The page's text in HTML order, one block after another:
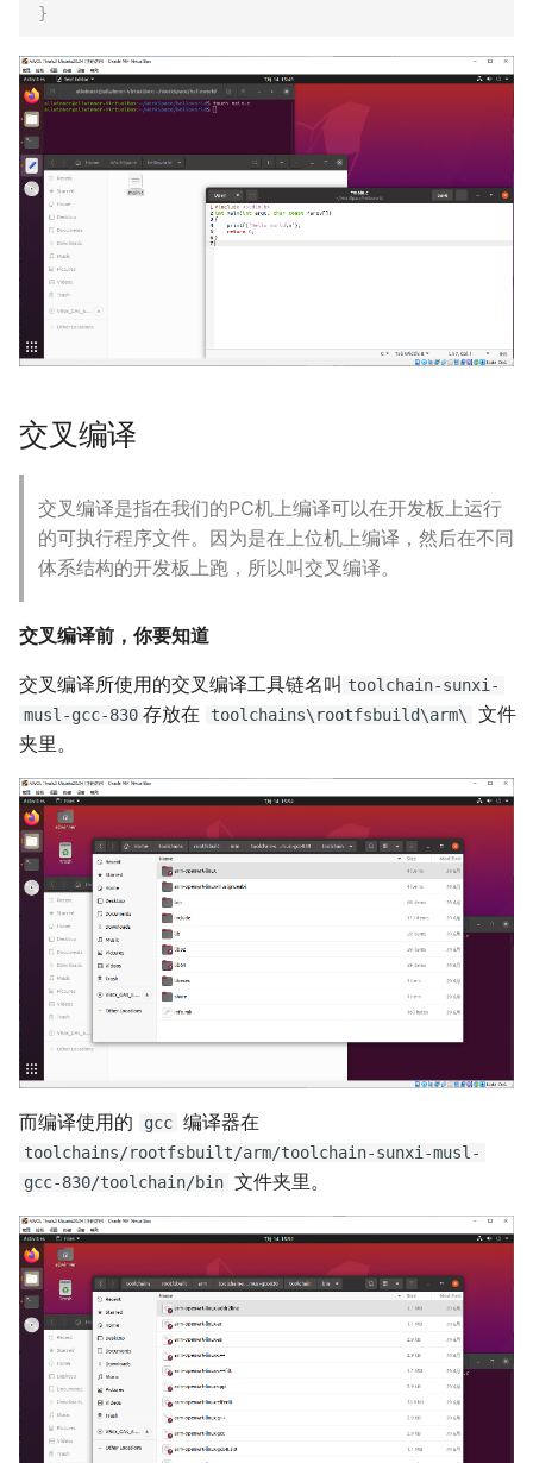
}
交叉编译
交叉编译是指在我们的PC机上编译可以在开发板上运行
的可执行程序文件。因为是在上位机上编译，然后在不同
体系结构的开发板上跑，所以叫交叉编译。
交叉编译前，你要知道
交叉编译所使用的交叉编译工具链名叫 toolchain-sunxi-
musl-gcc-830 存放在 toolchains\rootfsbuild\arm\
文件
夹里。
而编译使用的 gcc 编译器在
toolchains/rootfsbuilt/arm/toolchain-sunxi-musl-
gcc-830/toolchain/bin 文件夹里。